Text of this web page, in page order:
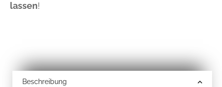
lassen!
Beschreibung